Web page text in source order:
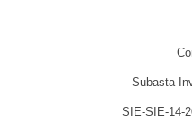
Subasta
SIE-SIE-14-